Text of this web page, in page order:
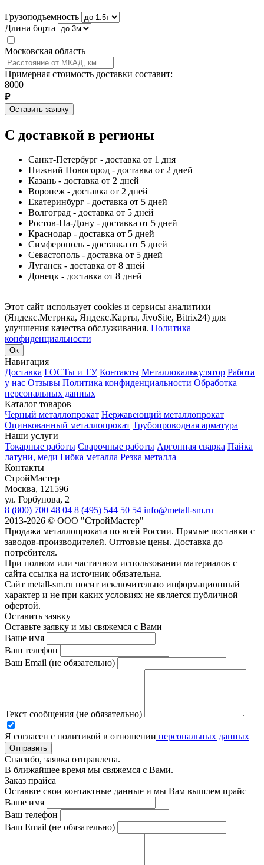
Грузоподъемность
Длина борта
Московская область
Примерная стоимость доставки составит:
8000
₽
Оставить заявку
С доставкой в регионы
Санкт-Петербург - доставка от 1 дня
Нижний Новогород - доставка от 2 дней
Казань - доставка от 2 дней
Воронеж - доставка от 2 дней
Екатеринбург - доставка от 5 дней
Волгоград - доставка от 5 дней
Ростов-На-Дону - доставка от 5 дней
Краснодар - доставка от 5 дней
Симферополь - доставка от 5 дней
Севастополь - доставка от 5 дней
Луганск - доставка от 8 дней
Донецк - доставка от 8 дней
Этот сайт использует cookies и сервисы аналитики
(Яндекс.Метрика, Яндекс.Карты, JivoSite, Bitrix24) для
улучшения качества обслуживания. Политика
конфиденциальности
Ок
Навигация
Доставка ГОСТы и ТУ Контакты Металлокалькулятор Работа
у нас Отзывы Политика конфиденциальности Обработка
персональных данных
Каталог товаров
Черный металлопрокат Нержавеющий металлопрокат
Оцинкованный металлопрокат Трубопроводная арматура
Наши услуги
Токарные работы Сварочные работы Аргонная сварка Пайка
латуни, меди Гибка металла Резка металла
Контакты
СтройМастер
Москва, 121596
ул. Горбунова, 2
8 (800) 700 48 04 8 (495) 544 50 54 info@metall-sm.ru
2013-2026 © ООО "СтройМастер"
Продажа металлопроката по всей России. Прямые поставки с
заводов-производителей. Оптовые цены. Доставка до
потребителя.
При полном или частичном использовании материалов с
сайта ссылка на источник обязательна.
Сайт metall-sm.ru носит исключительно информационный
характер и не при каких условиях не является публичной
офертой.
Оставить заявку
Оставьте заявку и мы свяжемся с Вами
Ваше имя
Ваш телефон
Ваш Email (не обязательно)
Текст сообщения (не обязательно)
Я согласен с политикой в отношении персональных данных
Отправить
Спасибо, заявка отправлена.
В ближайшее время мы свяжемся с Вами.
Заказ прайса
Оставьте свои контактные данные и мы Вам вышлем прайс
Ваше имя
Ваш телефон
Ваш Email (не обязательно)